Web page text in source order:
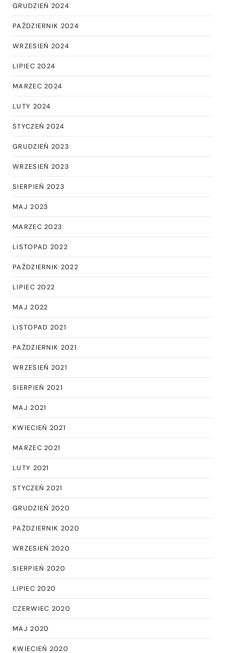
GRUDZIEŃ 2024
PAŹDZIERNIK 2024
WRZESIEŃ 2024
LIPIEC 2024
MARZEC 2024
LUTY 2024
STYCZEŃ 2024
GRUDZIEŃ 2023
WRZESIEŃ 2023
SIERPIEŃ 2023
MAJ 2023
MARZEC 2023
LISTOPAD 2022
PAŹDZIERNIK 2022
LIPIEC 2022
MAJ 2022
LISTOPAD 2021
PAŹDZIERNIK 2021
WRZESIEŃ 2021
SIERPIEŃ 2021
MAJ 2021
KWIECIEŃ 2021
MARZEC 2021
LUTY 2021
STYCZEŃ 2021
GRUDZIEŃ 2020
PAŹDZIERNIK 2020
WRZESIEŃ 2020
SIERPIEŃ 2020
LIPIEC 2020
CZERWIEC 2020
MAJ 2020
KWIECIEŃ 2020